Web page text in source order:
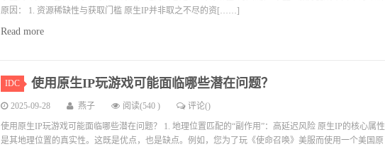
原因： 1. 资源稀缺性与获取门槛 原生IP并非取之不尽的资[……]
Read more
IDC 使用原生IP玩游戏可能面临哪些潜在问题？
2025-09-28 燕子 阅读(540 ) 评论()
使用原生IP玩游戏可能面临哪些潜在问题？ 1. 地理位置匹配的“副作用”：高延迟风险 原生IP的核心属性
是其地理位置的真实性。这既是优点，也是缺点。例如，您为了玩《使命召唤》美服而使用一个美国原